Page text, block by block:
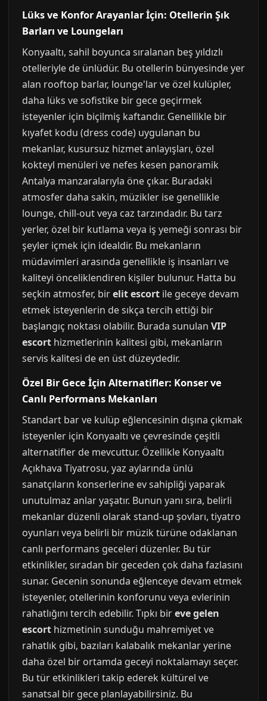
Lüks ve Konfor Arayanlar İçin: Otellerin Şık
Barları ve Loungeları
Konyaaltı, sahil boyunca sıralanan beş yıldızlı
otelleriyle de ünlüdür. Bu otellerin bünyesinde yer
alan rooftop barlar, lounge'lar ve özel kulüpler,
daha lüks ve sofistike bir gece geçirmek
isteyenler için biçilmiş kaftandır. Genellikle bir
kıyafet kodu (dress code) uygulanan bu
mekanlar, kusursuz hizmet anlayışları, özel
kokteyl menüleri ve nefes kesen panoramik
Antalya manzaralarıyla öne çıkar. Buradaki
atmosfer daha sakin, müzikler ise genellikle
lounge, chill-out veya caz tarzındadır. Bu tarz
yerler, özel bir kutlama veya iş yemeği sonrası bir
şeyler içmek için idealdir. Bu mekanların
müdavimleri arasında genellikle iş insanları ve
kaliteyi önceliklendiren kişiler bulunur. Hatta bu
seçkin atmosfer, birelit escort ile geceye devam
etmek isteyenlerin de sıkça tercih ettiği bir
başlangıç noktası olabilir. Burada sunulan VIP
escort hizmetlerinin kalitesi gibi, mekanların
servis kalitesi de en üst düzeydedir.
Özel Bir Gece İçin Alternatifler: Konser ve
Canlı Performans Mekanları
Standart bar ve kulüp eğlencesinin dışına çıkmak
isteyenler için Konyaaltı ve çevresinde çeşitli
alternatifler de mevcuttur. Özellikle Konyaaltı
Açıkhava Tiyatrosu, yaz aylarında ünlü
sanatçıların konserlerine ev sahipliği yaparak
unutulmaz anlar yaşatır. Bunun yanı sıra, belirli
mekanlar düzenli olarak stand-up şovları, tiyatro
oyunları veya belirli bir müzik türüne odaklanan
canlı performans geceleri düzenler. Bu tür
etkinlikler, sıradan bir geceden çok daha fazlasını
sunar. Gecenin sonunda eğlenceye devam etmek
isteyenler, otellerinin konforunu veya evlerinin
rahatlığını tercih edebilir. Tıpkı bireve gelen
escort hizmetinin sunduğu mahremiyet ve
rahatlık gibi, bazıları kalabalık mekanlar yerine
daha özel bir ortamda geceyi noktalamayı seçer.
Bu tür etkinlikleri takip ederek kültürel ve
sanatsal bir gece planlayabilirsiniz. Bu